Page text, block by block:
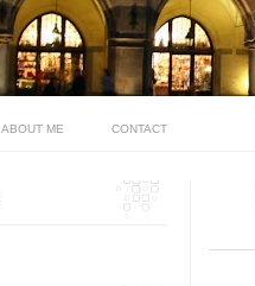
ABOUT ME CONTACT